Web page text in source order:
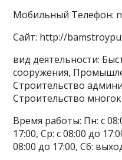
Мобильный Телефон:
Сайт: http://
вид деятельности:
сооружения,
Строительство
Строительство
Время работы: Пн: с
17:00, Ср: с 08:00 до
08:00 до 17:00, Сб: